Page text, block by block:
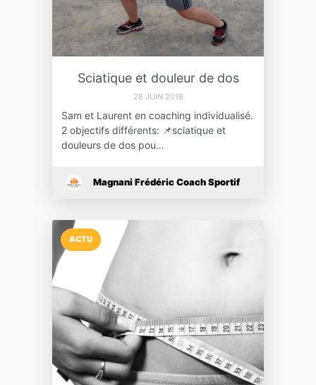
Sciatique et douleur de dos
28 JUIN 2018
Sam et Laurent en coaching individualisé.
2 objectifs différents: 📌sciatique et
douleurs de dos pou…
Magnani Frédéric Coach Sportif
ACTU